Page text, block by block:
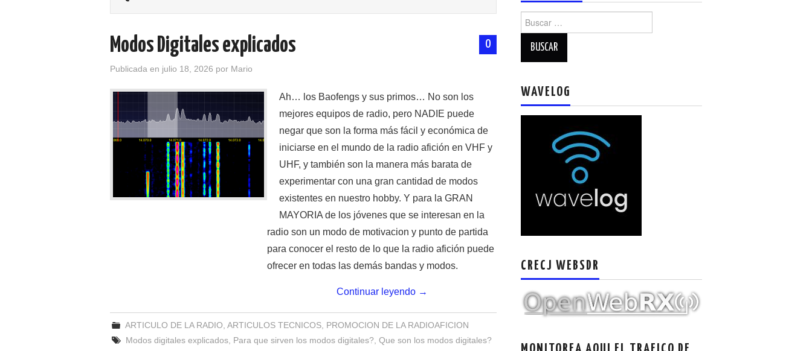
0
Modos Digitales explicados
Publicada en julio 18, 2026 por Mario
Ah… los Baofengs y sus primos… No son los
mejores equipos de radio, pero NADIE puede
negar que son la forma más fácil y económica de
iniciarse en el mundo de la radio afición en VHF y
UHF, y también son la manera más barata de
experimentar con una gran cantidad de modos
existentes en nuestro hobby. Y para la GRAN
MAYORIA de los jóvenes que se interesan en la
radio son un modo de motivacion y punto de partida
para conocer el resto de lo que la radio afición puede
ofrecer en todas las demás bandas y modos.
Continuar leyendo →
ARTICULO DE LA RADIO ,ARTICULOS TECNICOS PROMOCION DE LA RADIOAFICION
Modos digitales explicados Para que sirven los modos digitales? ,Que son los modos digitales?
WAVELOG
CRECJ WEBSDR